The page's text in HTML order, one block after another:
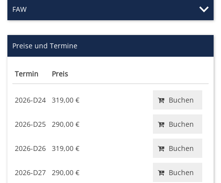
FAW
Preise und Termine
Termin Preis
2026-D24 319,00 € Buchen
2026-D25 290,00 € Buchen
2026-D26 319,00 € Buchen
2026-D27 290,00 € Buchen